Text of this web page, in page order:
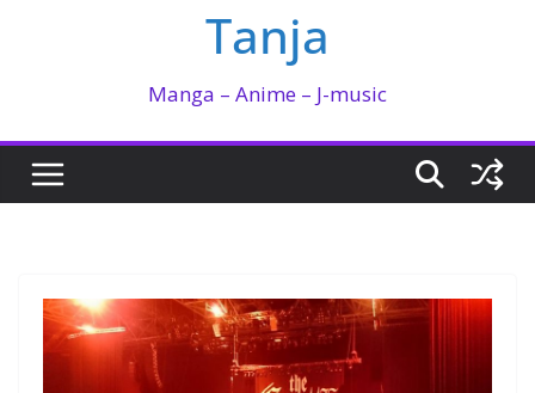
Tanja
Manga – Anime – J-music